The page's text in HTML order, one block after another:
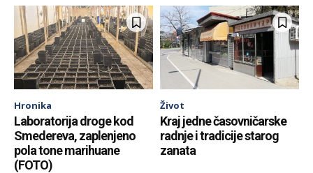
Hronika
Laboratorija droge kod
Smedereva, zaplenjeno
pola tone marihuane
(FOTO)
Život
Kraj jedne časovničarske
radnje i tradicije starog
zanata